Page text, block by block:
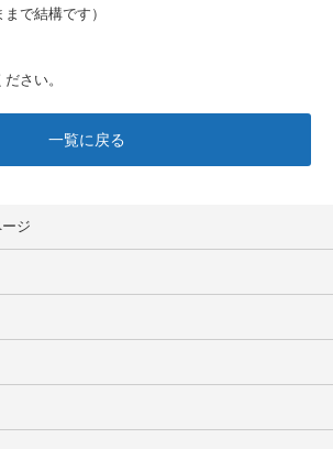
で結構です）
さい。
一覧に戻る
ジ